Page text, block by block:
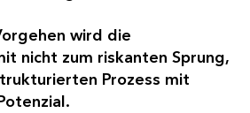
wird die
nicht zum riskanten Sprung,
Prozess mit